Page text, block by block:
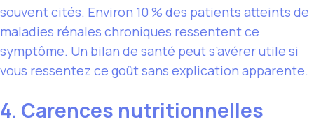
souvent cités. Environ 10 % des patients atteints de
maladies rénales chroniques ressentent ce
symptôme. Un bilan de santé peut s’avérer utile si
vous ressentez ce goût sans explication apparente.
4. Carences nutritionnelles